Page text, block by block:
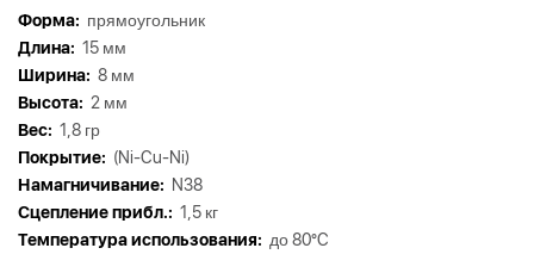
Форма: прямоугольник
Длина: 15 мм
Ширина: 8 мм
Высота: 2 мм
Вес: 1,8 гр
Покрытие: (Ni-Cu-Ni)
Намагничивание: N38
Сцепление прибл.: 1,5 кг
Tемпература использования: до 80°C